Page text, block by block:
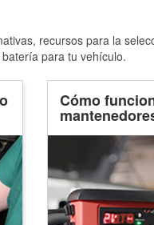
recursos para la
para tu vehículo.
Cómo